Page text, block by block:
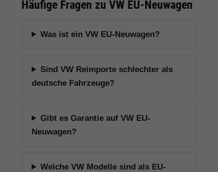
Häufige Fragen zu VW EU-Neuwagen
Was ist ein VW EU-Neuwagen?
Sind VW Reimporte schlechter als
deutsche Fahrzeuge?
Gibt es Garantie auf VW EU-
Neuwagen?
Welche VW Modelle sind als EU-